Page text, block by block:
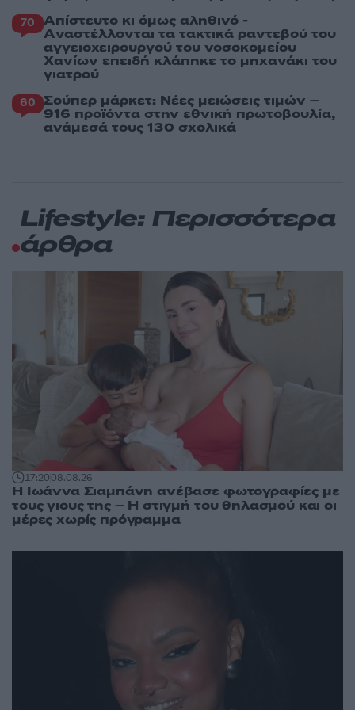
70 Απίστευτο κι όμως αληθινό -
Aναστέλλονται τα τακτικά ραντεβού του
αγγειοχειρουργού του νοσοκομείου
Χανίων επειδή κλάπηκε το μηχανάκι του
γιατρού
60 Σούπερ μάρκετ: Νέες μειώσεις τιμών –
916 προϊόντα στην εθνική πρωτοβουλία,
ανάμεσά τους 130 σχολικά
Lifestyle: Περισσότερα
άρθρα
17:2008.08.26
H Ιωάννα Σιαμπάνη ανέβασε φωτογραφίες με
τους γιους της – Η στιγμή του θηλασμού και οι
μέρες χωρίς πρόγραμμα